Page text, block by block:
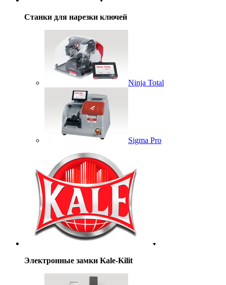
Станки для нарезки ключей
Ninja Total
Sigma Pro
Электронные замки Kale-Kilit